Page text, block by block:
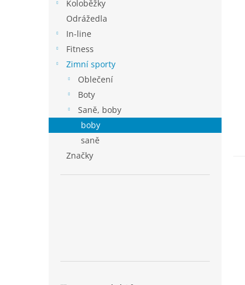
Koloběžky
Odrážedla
In-line
Fitness
Zimní sporty
Oblečení
Boty
Saně, boby
boby
saně
Značky